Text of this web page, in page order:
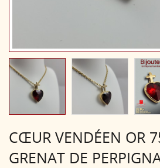
CŒUR VENDÉEN OR
GRENAT DE